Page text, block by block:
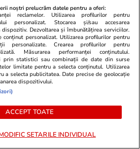
noștri prelucrăm datele pentru a oferi:
reclamelor. Utilizarea profilurilor pentru
personalizat. Stocarea și/sau accesarea
Dezvoltarea și îmbunătățirea serviciilor.
conținut personalizat. Utilizarea profilurilor pentru
personalizate. Crearea profilurilor pentru
Măsurarea performanței conținutului.
prin statistici sau combinații de date din surse
limitate pentru a selecta conținutul. Utilizarea
a selecta publicitatea. Date precise de geolocație
dispozitivului.
ACCEPT TOATE
SETARILE INDIVIDUAL